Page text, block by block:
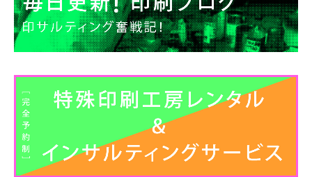
イ
ブ